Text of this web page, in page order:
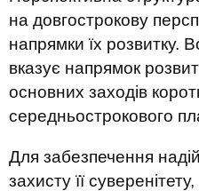
на довгострокову
напрямки їх розвитку.
вказує напрямок
основних заходів
середньострокового
Для забезпечення
захисту її